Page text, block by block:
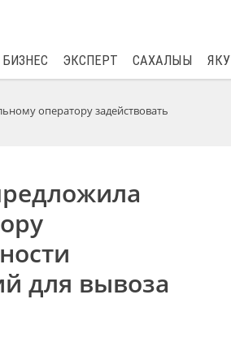
БИЗНЕС ЭКСПЕРТ САХАЛЫЫ
оператору задействовать
для вывоза